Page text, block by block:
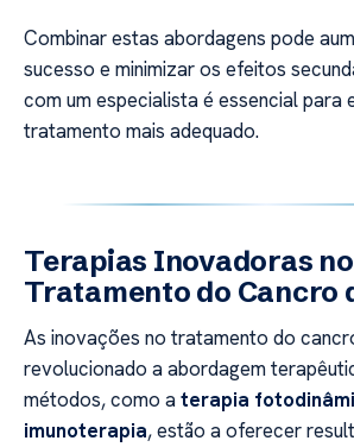
Combinar estas abordagens pode
sucesso e minimizar os efeitos
com um especialista é essencial para
tratamento mais adequado.
Terapias Inovadoras no
Tratamento do Cancro
As inovações no tratamento do
revolucionado a abordagem
métodos, como aterapia
imunoterapia, estão a oferecer